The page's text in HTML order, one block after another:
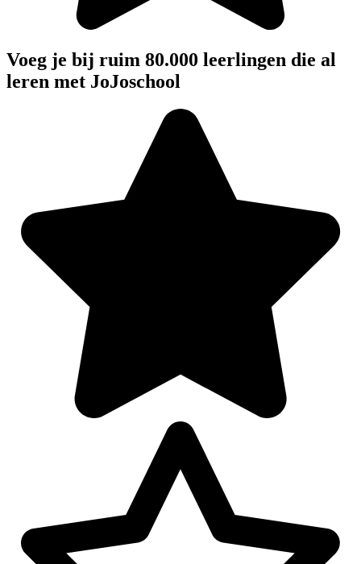
Voeg je bij ruim 80.000 leerlingen die al
leren met JoJoschool